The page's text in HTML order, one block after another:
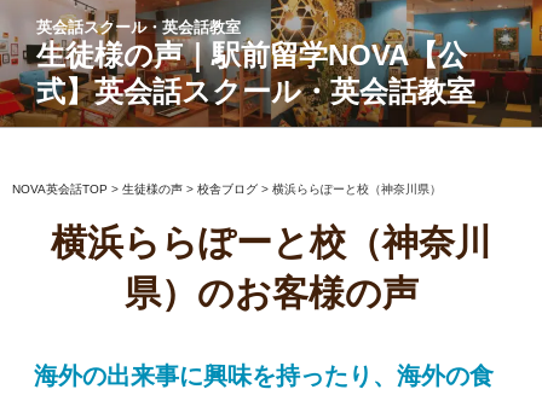
ン
テ
ン
ツ
ス
英会話スクール・英会話教室
生徒様の声｜駅前留学NOVA【公
式】英会話スクール・英会話教室
NOVA英会話TOP > 生徒様の声 > 校舎ブログ > 横浜ららぽーと校（神奈川県）
横浜ららぽーと校（神奈川
県）のお客様の声
海外の出来事に興味を持ったり、海外の食